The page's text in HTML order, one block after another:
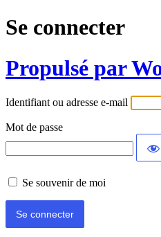
Se connecter
Propulsé par
Identifiant ou adresse e-mail
Mot de passe
Se souvenir de moi